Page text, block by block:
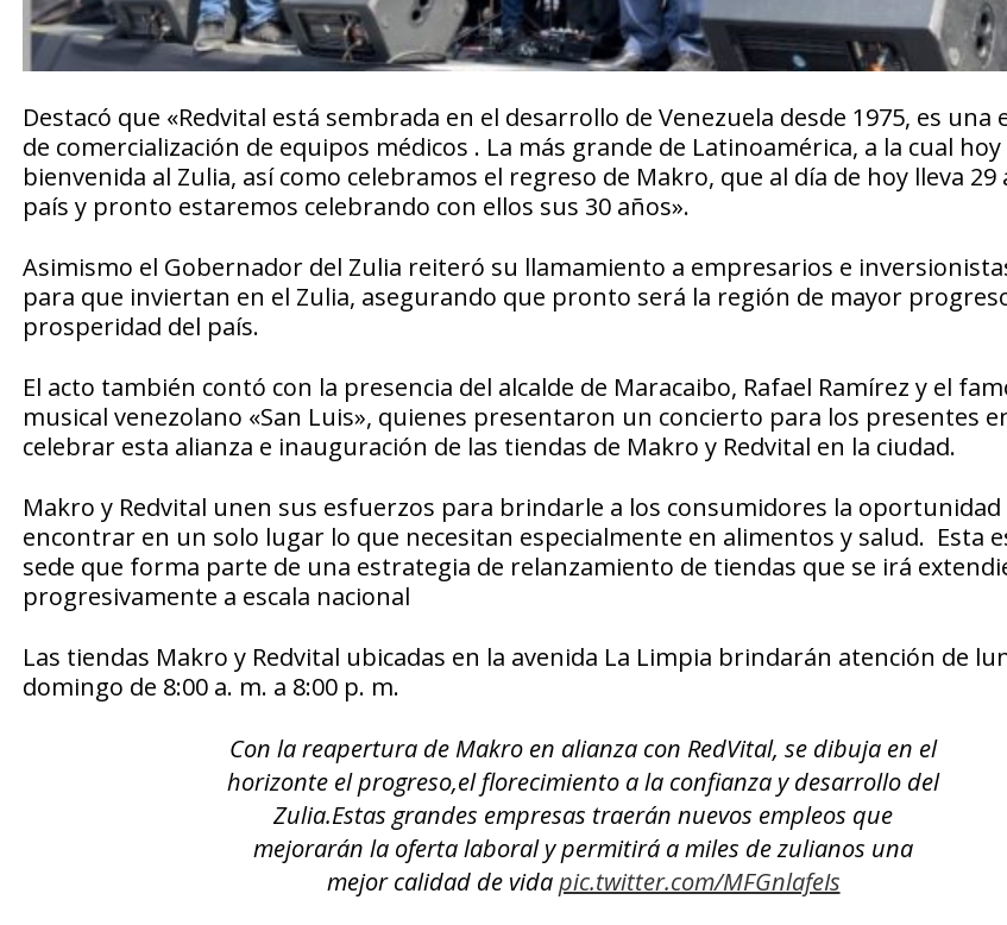
Destacó que «Redvital está sembrada en el desarrollo de Venezuela desde 1975, es una
de comercialización de equipos médicos . La más grande de Latinoamérica, a la cual
bienvenida al Zulia, así como celebramos el regreso de Makro, que al día de hoy lleva 29
país y pronto estaremos celebrando con ellos sus 30 años».
Asimismo el Gobernador del Zulia reiteró su llamamiento a empresarios e
para que inviertan en el Zulia, asegurando que pronto será la región de mayor
prosperidad del país.
El acto también contó con la presencia del alcalde de Maracaibo, Rafael Ramírez y el
musical venezolano «San Luis», quienes presentaron un concierto para los presentes
celebrar esta alianza e inauguración de las tiendas de Makro y Redvital en la ciudad.
Makro y Redvital unen sus esfuerzos para brindarle a los consumidores la oportunidad
encontrar en un solo lugar lo que necesitan especialmente en alimentos y salud. Esta
sede que forma parte de una estrategia de relanzamiento de tiendas que se irá
progresivamente a escala nacional
Las tiendas Makro y Redvital ubicadas en la avenida La Limpia brindarán atención de
domingo de 8:00 a. m. a 8:00 p. m.
Con la reapertura de Makro en alianza con RedVital, se dibuja en el
horizonte el progreso,el florecimiento a la confianza y desarrollo del
Zulia.Estas grandes empresas traerán nuevos empleos que
mejorarán la oferta laboral y permitirá a miles de zulianos una
mejor calidad de vidapic.twitter.com/MFGnlafeIs